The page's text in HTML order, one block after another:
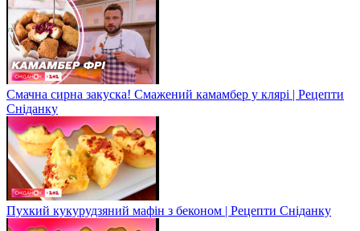
Смачна сирна закуска! Смажений камамбер у клярі | Рецепти
Сніданку
Пухкий кукурудзяний мафін з беконом | Рецепти Сніданку